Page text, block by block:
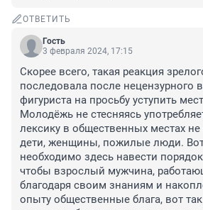
ОТВЕТИТЬ
Гость
3 февраля 2024, 17:15
Скорее всего, такая реакция
последовала после нецензурного
фигуриста на просьбу уступить
Молодёжь не стесняясь
лексику в общественных местах
дети, женщины, пожилые люди.
необходимо здесь навести
чтобы взрослый мужчина,
благодаря своим знаниям и
опыту общественные блага, вот